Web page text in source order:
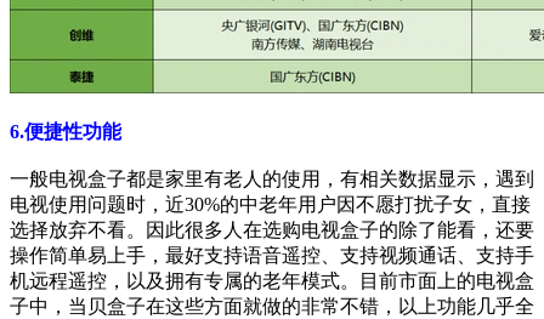
6.便捷性功能
一般电视盒子都是家里有老人的使用，有相关数据显示，遇到
电视使用问题时，近30%的中老年用户因不愿打扰子女，直接
选择放弃不看。因此很多人在选购电视盒子的除了能看，还要
操作简单易上手，最好支持语音遥控、支持视频通话、支持手
机远程遥控，以及拥有专属的老年模式。目前市面上的电视盒
子中，当贝盒子在这些方面就做的非常不错，以上功能几乎全